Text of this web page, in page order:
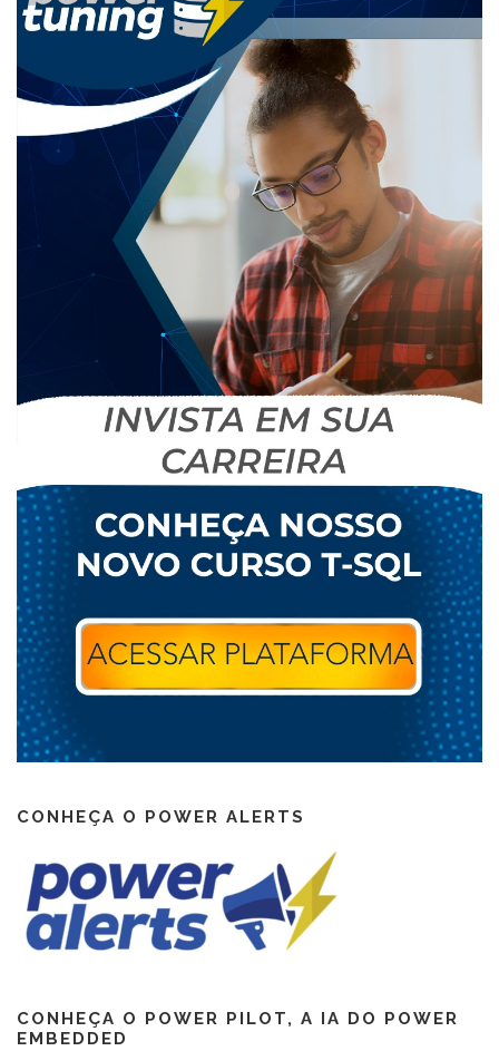
CONHEÇA O POWER ALERTS
CONHEÇA O POWER PILOT, A IA DO POWER
EMBEDDED